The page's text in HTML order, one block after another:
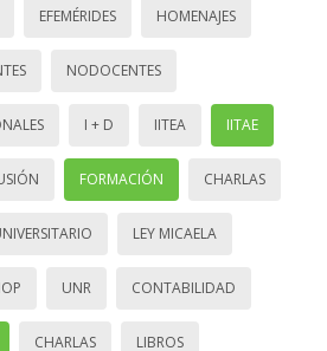
EFEMÉRIDES HOMENAJES
NODOCENTES
I + D IITEA IITAE
FORMACIÓN CHARLAS
LEY MICAELA
UNR CONTABILIDAD
CHARLAS LIBROS